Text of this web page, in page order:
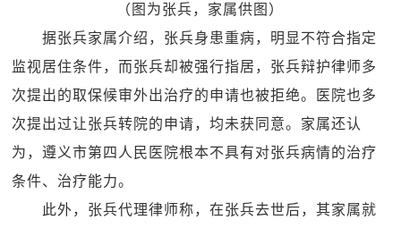
（图为张兵，家属供图）
据张兵家属介绍，张兵身患重病，明显不符合指定
监视居住条件，而张兵却被强行指居，张兵辩护律师多
次提出的取保候审外出治疗的申请也被拒绝。医院也多
次提出过让张兵转院的申请，均未获同意。家属还认
为，遵义市第四人民医院根本不具有对张兵病情的治疗
条件、治疗能力。
此外，张兵代理律师称，在张兵去世后，其家属就